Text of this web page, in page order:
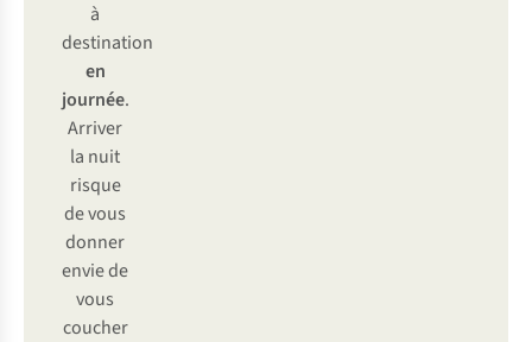
à
destination
en
journée.
Arriver
la nuit
risque
de vous
donner
envie de
vous
coucher